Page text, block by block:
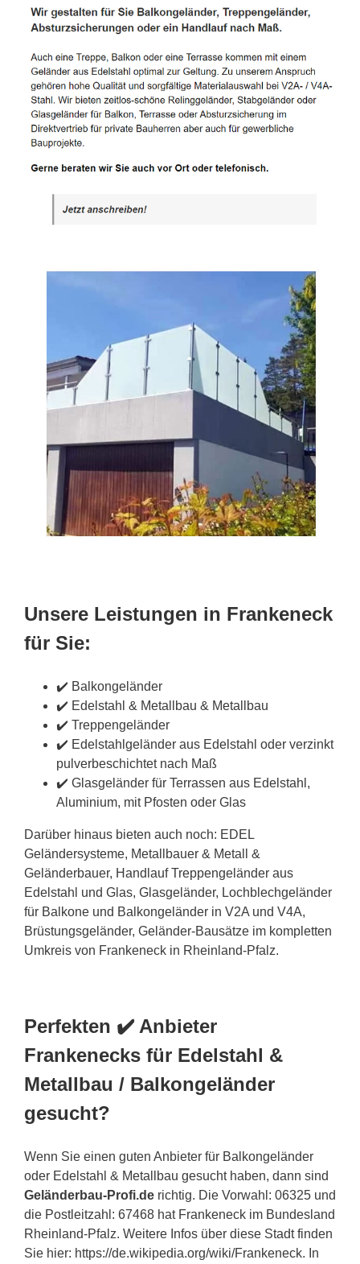
Unsere Leistungen in Frankeneck
für Sie:
✔️ Balkongeländer
✔️ Edelstahl & Metallbau & Metallbau
✔️ Treppengeländer
✔️ Edelstahlgeländer aus Edelstahl oder verzinkt
pulverbeschichtet nach Maß
✔️ Glasgeländer für Terrassen aus Edelstahl,
Aluminium, mit Pfosten oder Glas
Darüber hinaus bieten auch noch: EDEL
Geländersysteme, Metallbauer & Metall &
Geländerbauer, Handlauf Treppengeländer aus
Edelstahl und Glas, Glasgeländer, Lochblechgeländer
für Balkone und Balkongeländer in V2A und V4A,
Brüstungsgeländer, Geländer-Bausätze im kompletten
Umkreis von Frankeneck in Rheinland-Pfalz.
Perfekten ✔️ Anbieter
Frankenecks für Edelstahl &
Metallbau / Balkongeländer
gesucht?
Wenn Sie einen guten Anbieter für Balkongeländer
oder Edelstahl & Metallbau gesucht haben, dann sind
Geländerbau-Profi.de richtig. Die Vorwahl: 06325 und
die Postleitzahl: 67468 hat Frankeneck im Bundesland
Rheinland-Pfalz. Weitere Infos über diese Stadt finden
Sie hier: https://de.wikipedia.org/wiki/Frankeneck. In